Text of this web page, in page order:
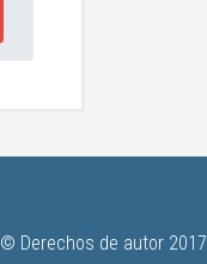
© Derechos de autor 2017